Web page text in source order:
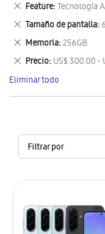
Filtrar por
artículo
Feature Tecnología
Eliminar
este
artículo
Tamaño de pantalla
Eliminar
este
artículo
Memoria 256GB
Eliminar
este
artículo
Precio US$ 300.00 -
Eliminar
este
artículo
Eliminar todo